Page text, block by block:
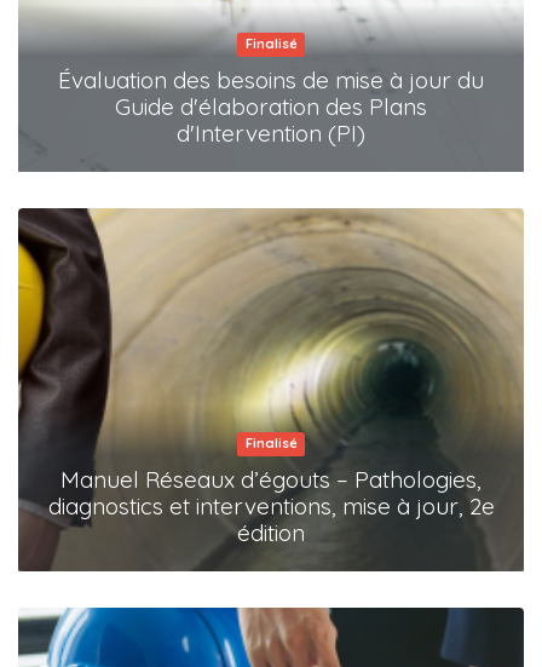
Finalisé
Évaluation des besoins de mise à jour du
Guide d'élaboration des Plans
d'Intervention (PI)
Finalisé
Manuel Réseaux d’égouts – Pathologies,
diagnostics et interventions, mise à jour, 2e
édition